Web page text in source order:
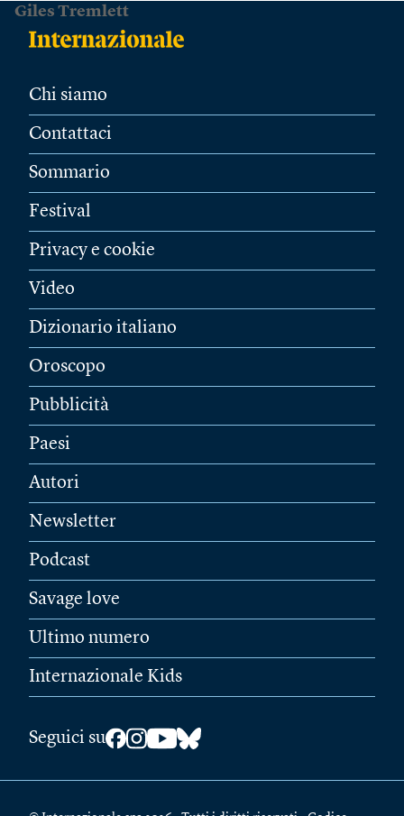
Giles Tremlett
Chi siamo
Contattaci
Sommario
Festival
Privacy e cookie
Video
Dizionario italiano
Oroscopo
Pubblicità
Paesi
Autori
Newsletter
Podcast
Savage love
Ultimo numero
Internazionale Kids
Seguici su